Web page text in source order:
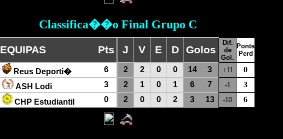
Classifica��o Final Grupo C
EQUIPAS Pts J V E D Golos
Dif.
de
Gol.
Ponts
Perd
Reus Deporti� 6 2 2 0 0 14 3 +11
0
ASH Lodi 3 2 1 0 1 6 7 -1
3
CHP Estudiantil 0 2 0 0 2 3 13 -10 6